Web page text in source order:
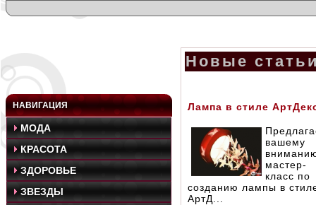
НАВИГАЦИЯ
МОДА
КРАСОТА
ЗДОРОВЬЕ
ЗВЕЗДЫ
Новые
Лампа в стиле
вашему
мастер-
класс по
созданию лампы в
АртД...